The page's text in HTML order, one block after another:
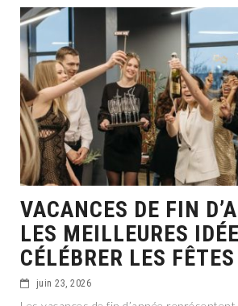
VACANCES DE FIN
LES MEILLEURES
CÉLÉBRER LES FÊTES
juin 23, 2026